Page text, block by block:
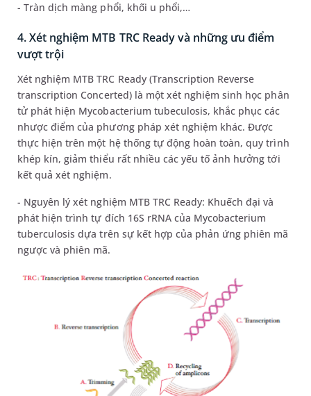
- Tràn dịch màng phổi, khối u phổi,…
4. Xét nghiệm MTB TRC Ready và những ưu điểm
vượt trội
Xét nghiệm MTB TRC Ready (Transcription Reverse
transcription Concerted) là một xét nghiệm sinh học phân
tử phát hiện Mycobacterium tubeculosis, khắc phục các
nhược điểm của phương pháp xét nghiệm khác. Được
thực hiện trên một hệ thống tự động hoàn toàn, quy trình
khép kín, giảm thiểu rất nhiều các yếu tố ảnh hưởng tới
kết quả xét nghiệm.
- Nguyên lý xét nghiệm MTB TRC Ready: Khuếch đại và
phát hiện trình tự đích 16S rRNA của Mycobacterium
tuberculosis dựa trên sự kết hợp của phản ứng phiên mã
ngược và phiên mã.